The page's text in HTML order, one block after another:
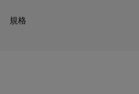
規格